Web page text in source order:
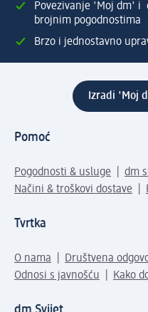
Povezivanje 'Moj dm' i
brojnim pogodnostima
Brzo i jednostavno
Izradi 'Moj
Pomoć
Pogodnosti & usluge
dm
Načini & troškovi dostave
Tvrtka
O nama Društvena
Odnosi s javnošću
Kako